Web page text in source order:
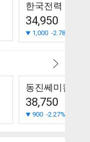
한국전력
34,950
1,000 -2.78%
동진쎄미켐
38,750
900 -2.27%